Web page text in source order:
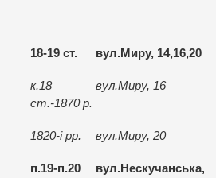
18-19 ст. вул.Миру, 14,16,20
к.18
ст.-1870 р.
вул.Миру, 16
1820-i рр. вул.Миру, 20
п.19-п.20
вул.Нескучанська, 5